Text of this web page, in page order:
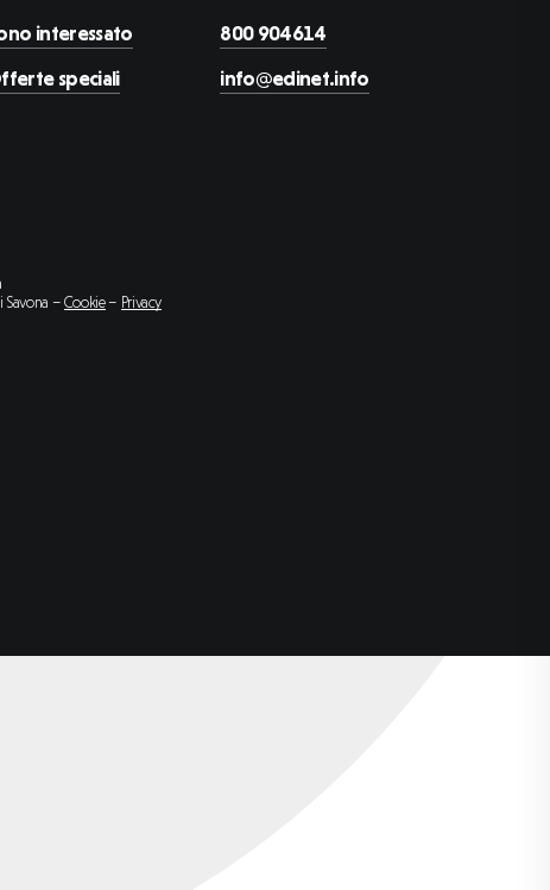
interessato
speciali
800 904614
info@edinet.info
Savona – Cookie– Privacy